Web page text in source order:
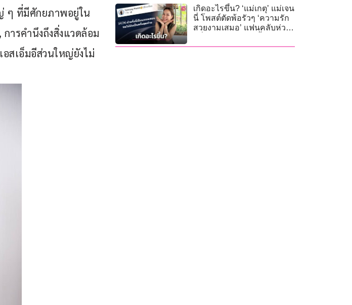
ๆ ที่มีศักยภาพอยู่ใน
ารคำนึงถึงสิ่งแวดล้อม
สเอ็มอีส่วนใหญ่ยังไม่
เกิดอะไรขึ้น? ‘แม่เกตุ’ แม่เจน
นี่ โพสต์ตัดพ้อรัวๆ ‘ความรัก
สวยงามเสมอ’ แฟนคลับห่วง